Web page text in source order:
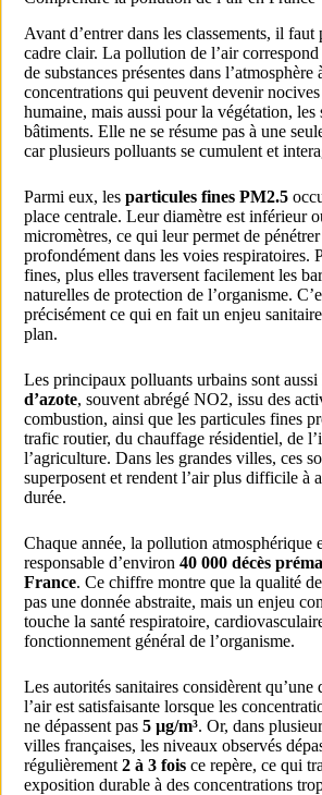
Avant d’entrer dans les classements, il faut
cadre clair. La pollution de l’air
de substances présentes dans l’atmosphère
concentrations qui peuvent devenir
humaine, mais aussi pour la végétation, les
bâtiments. Elle ne se résume pas à une
car plusieurs polluants se cumulent et
Parmi eux, les particules fines PM2.5
place centrale. Leur diamètre est inférieur
micromètres, ce qui leur permet de pénétrer
profondément dans les voies respiratoires.
fines, plus elles traversent facilement les
naturelles de protection de l’organisme.
précisément ce qui en fait un enjeu
plan.
Les principaux polluants urbains sont aussi
d’azote, souvent abrégé NO2, issu des
combustion, ainsi que les particules fines
trafic routier, du chauffage résidentiel, de
l’agriculture. Dans les grandes villes, ces
superposent et rendent l’air plus difficile à
durée.
Chaque année, la pollution atmosphérique
responsable d’environ 40 000 décès
France. Ce chiffre montre que la qualité de
pas une donnée abstraite, mais un enjeu
touche la santé respiratoire,
fonctionnement général de l’organisme.
Les autorités sanitaires considèrent qu’une
l’air est satisfaisante lorsque les
ne dépassent pas 5 µg/m³. Or, dans
villes françaises, les niveaux observés
régulièrement 2 à 3 fois ce repère, ce qui
exposition durable à des concentrations